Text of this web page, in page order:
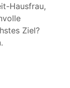
Hausfrau,
Ziel?